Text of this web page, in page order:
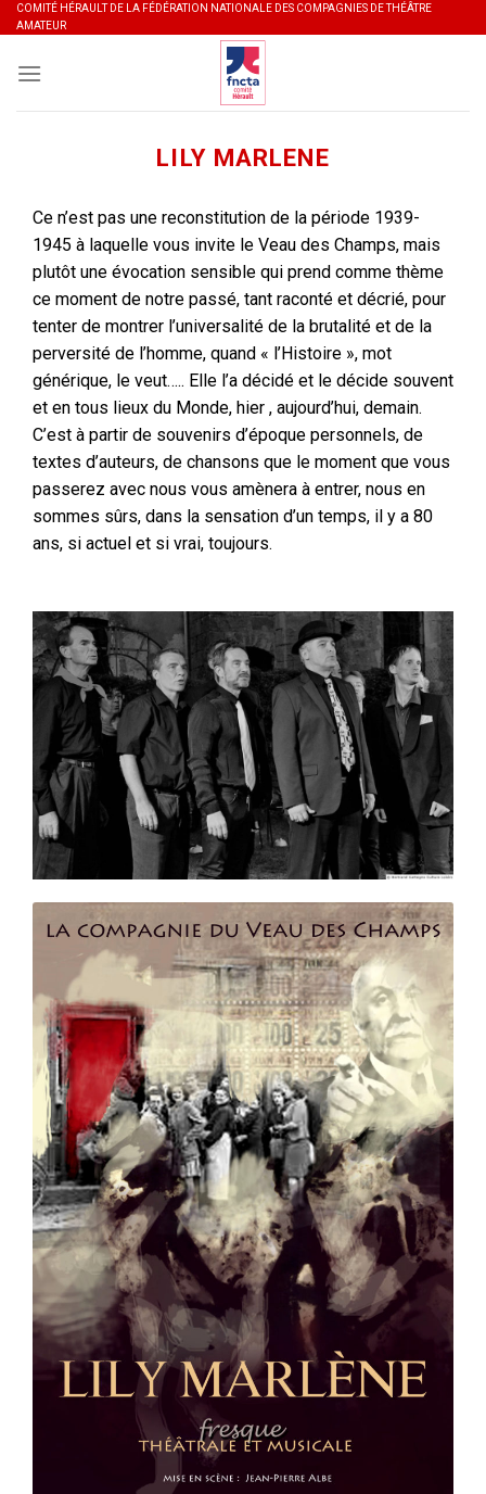
Skip
to
content
COMITÉ HÉRAULT DE LA FÉDÉRATION NATIONALE DES COMPAGNIES DE THÉÂTRE
AMATEUR
LILY MARLENE
Ce n’est pas une reconstitution de la période 1939-
1945 à laquelle vous invite le Veau des Champs, mais
plutôt une évocation sensible qui prend comme thème
ce moment de notre passé, tant raconté et décrié, pour
tenter de montrer l’universalité de la brutalité et de la
perversité de l’homme, quand « l’Histoire », mot
générique, le veut….. Elle l’a décidé et le décide souvent
et en tous lieux du Monde, hier , aujourd’hui, demain.
C’est à partir de souvenirs d’époque personnels, de
textes d’auteurs, de chansons que le moment que vous
passerez avec nous vous amènera à entrer, nous en
sommes sûrs, dans la sensation d’un temps, il y a 80
ans, si actuel et si vrai, toujours.